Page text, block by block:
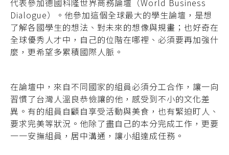
代表參加德國科隆世界商務論壇（World Business
Dialogue）。他參加這個全球最大的學生論壇，是想
了解各國學生的想法、對未來的想像與規畫；也好奇在
全球優秀人才中，自己的位階在哪裡、必須要再加強什
麼，更希望多累積國際人脈。
在論壇中，來自不同國家的組員必須分工合作，讓一向
習慣了台灣人溫良恭儉讓的他，感受到不小的文化差
異。有的組員自顧自享受活動與美食，也有緊迫盯人、
要求完美等狀況。他除了盡自己的本分完成工作，更要
一一安撫組員，居中溝通，讓小組達成任務。